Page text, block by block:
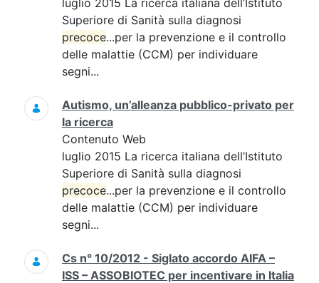
luglio 2015 La ricerca italiana dell’Istituto
Superiore di Sanità sulla diagnosi
precoce...per la prevenzione e il controllo
delle malattie (CCM) per individuare
segni...
Autismo, un’alleanza pubblico-privato per
la ricerca
Contenuto Web
luglio 2015 La ricerca italiana dell’Istituto
Superiore di Sanità sulla diagnosi
precoce...per la prevenzione e il controllo
delle malattie (CCM) per individuare
segni...
Cs n° 10/2012 - Siglato accordo AIFA –
ISS – ASSOBIOTEC per incentivare in Italia